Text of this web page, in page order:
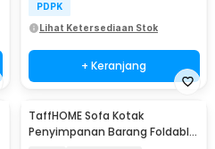
PDPK
Lihat Ketersediaan Stok
+ Keranjang
TaffHOME Sofa Kotak
Penyimpanan Barang Foldable